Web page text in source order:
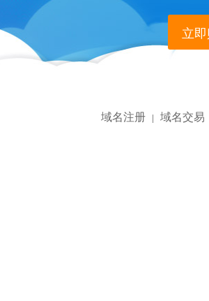
立
域名注册 | 域名交易